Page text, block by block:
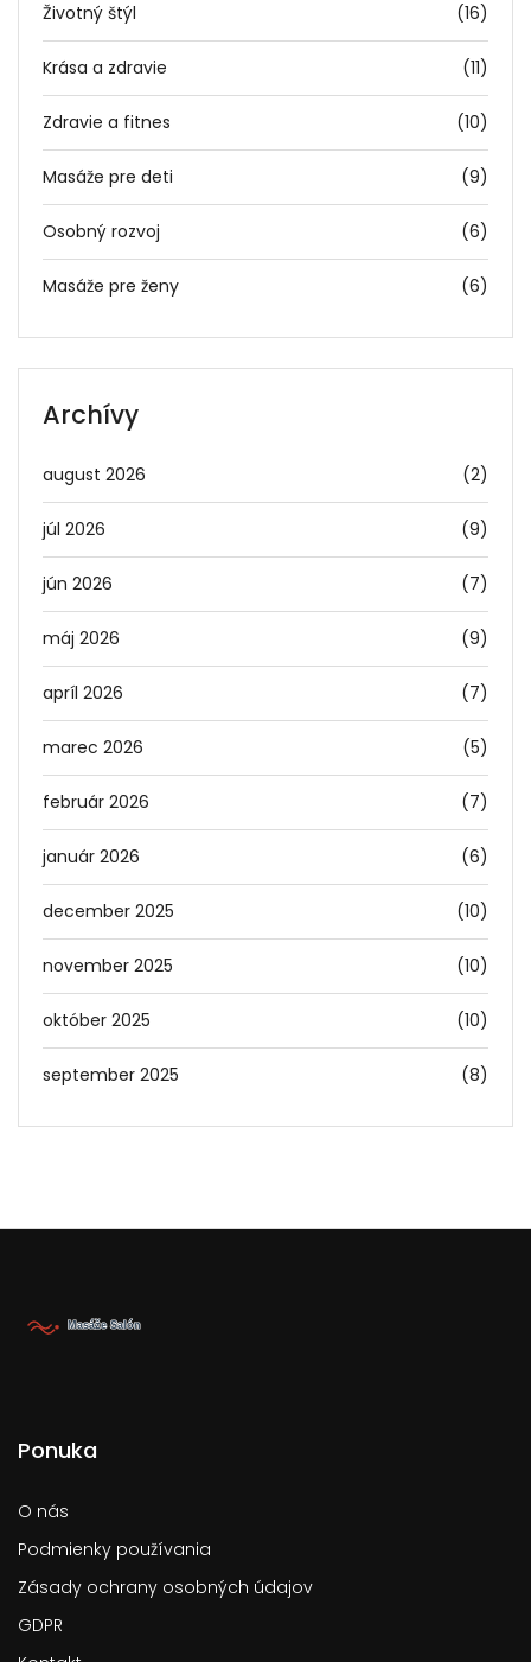
Životný štýl (16)
Krása a zdravie (11)
Zdravie a fitnes (10)
Masáže pre deti (9)
Osobný rozvoj (6)
Masáže pre ženy (6)
Archívy
august 2026 (2)
júl 2026 (9)
jún 2026 (7)
máj 2026 (9)
apríl 2026 (7)
marec 2026 (5)
február 2026 (7)
január 2026 (6)
december 2025 (10)
november 2025 (10)
október 2025 (10)
september 2025 (8)
Ponuka
O nás
Podmienky používania
Zásady ochrany osobných údajov
GDPR